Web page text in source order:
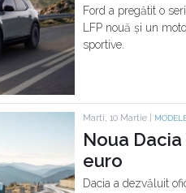
Ford a pregătit o
LFP nouă și un
sportive.
Marti, 10 Martie |
Noua
euro
Dacia a dezvăluit